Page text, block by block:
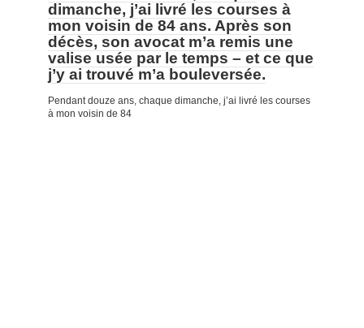
dimanche, j’ai livré les courses à
mon voisin de 84 ans. Après son
décès, son avocat m’a remis une
valise usée par le temps – et ce que
j’y ai trouvé m’a bouleversée.
Pendant douze ans, chaque dimanche, j’ai livré les courses
à mon voisin de 84